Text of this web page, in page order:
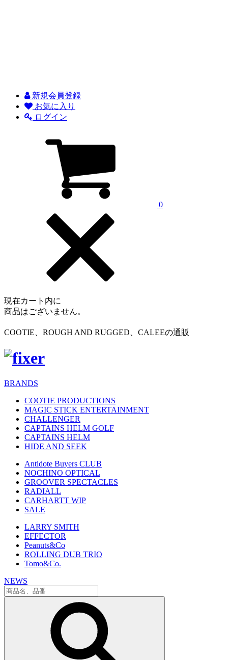
新規会員登録
お気に入り
ログイン
0
現在カート内に
商品はございません。
COOTIE、ROUGH AND RUGGED、CALEEの通販
BRANDS
COOTIE PRODUCTIONS
MAGIC STICK ENTERTAINMENT
CHALLENGER
CAPTAINS HELM GOLF
CAPTAINS HELM
HIDE AND SEEK
Antidote Buyers CLUB
NOCHINO OPTICAL
GROOVER SPECTACLES
RADIALL
CARHARTT WIP
SALE
LARRY SMITH
EFFECTOR
Peanuts&Co
ROLLING DUB TRIO
Tomo&Co.
NEWS